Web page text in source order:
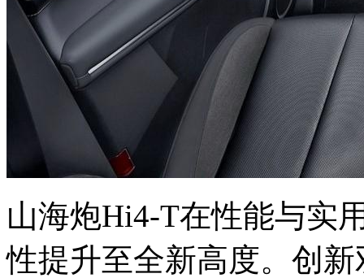
山海炮Hi4-T在性能与实
性提升至全新高度。创